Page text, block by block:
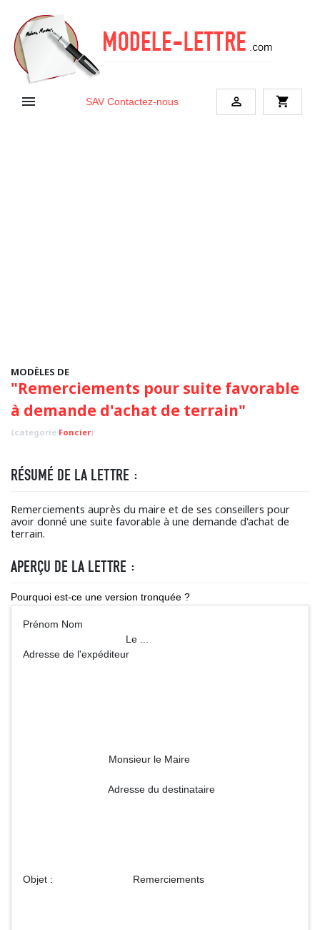
 SAV Contactez-nous  shopping_cart
MODÈLES DE
"Remerciements pour suite favorable
à demande d'achat de terrain"
(categorie Foncier)
RÉSUMÉ DE LA LETTRE :
Remerciements auprès du maire et de ses conseillers pour
avoir donné une suite favorable à une demande d'achat de
terrain.
APERÇU DE LA LETTRE :
Pourquoi est-ce une version tronquée ?
Prénom Nom
Le ...
Adresse de l'expéditeur
Monsieur le Maire
Adresse du destinataire
Objet : Remerciements